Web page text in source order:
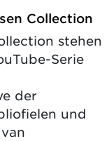
Collection
stehen
Serie
der
und